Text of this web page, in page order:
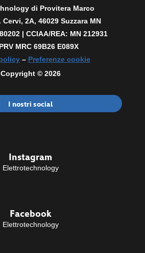
di Provitera Marco
Cervi, 2A, 46029 Suzzara MN
| CCIAA/REA: MN 212931
MRC 69B26 E089X
– Preferenze cookie
Copyright © 2026
I nostri social
Instagram
Elettrotechnology
Facebook
Elettrotechnology